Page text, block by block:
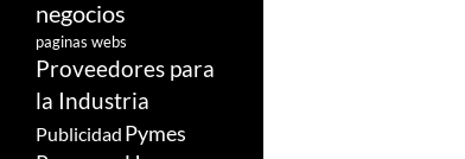
negocios
paginas webs
Proveedores para
la Industria
Publicidad Pymes